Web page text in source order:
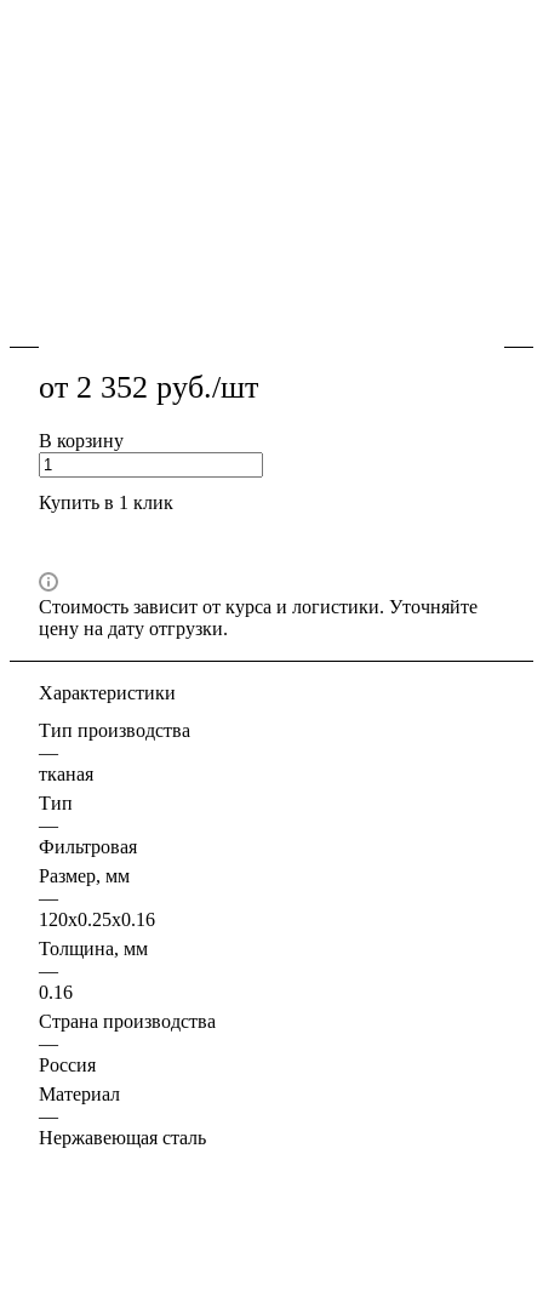
от 2 352 руб./шт
В корзину
Купить в 1 клик
Стоимость зависит от курса и логистики. Уточняйте
цену на дату отгрузки.
Характеристики
Тип производства
—
тканая
Тип
—
Фильтровая
Размер, мм
—
120х0.25х0.16
Толщина, мм
—
0.16
Страна производства
—
Россия
Материал
—
Нержавеющая сталь